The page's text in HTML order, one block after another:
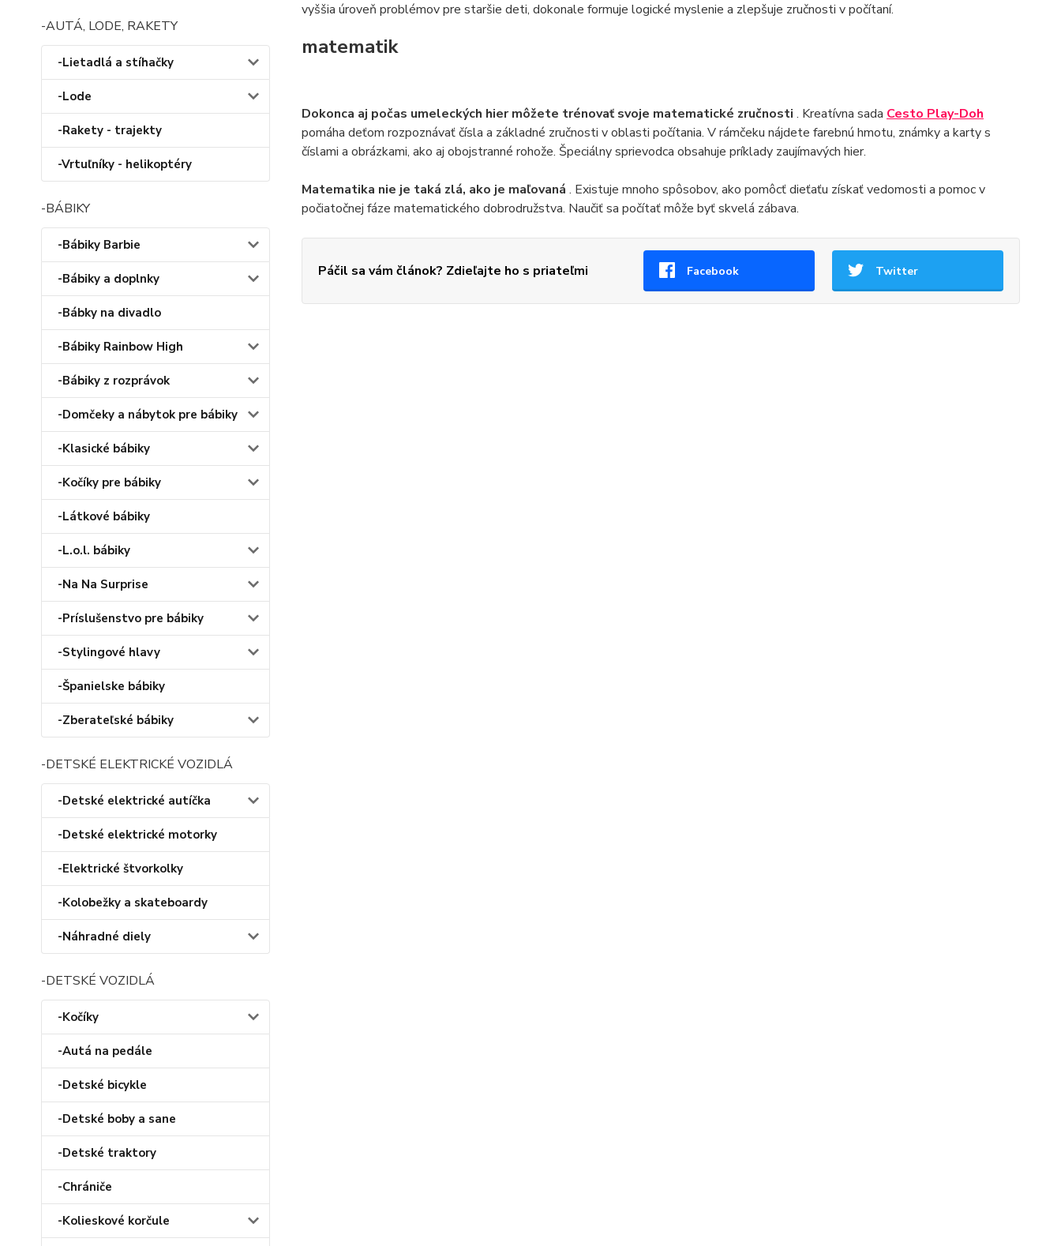
-AUTÁ, LODE, RAKETY
-Lietadlá a stíhačky
-Lode
-Rakety - trajekty
-Vrtuľníky - helikoptéry
-BÁBIKY
-Bábiky Barbie
-Bábiky a doplnky
-Bábky na divadlo
-Bábiky Rainbow High
-Bábiky z rozprávok
-Domčeky a nábytok pre bábiky
-Klasické bábiky
-Kočíky pre bábiky
-Látkové bábiky
-L.o.l. bábiky
-Na Na Surprise
-Príslušenstvo pre bábiky
-Stylingové hlavy
-Španielske bábiky
-Zberateľské bábiky
-DETSKÉ ELEKTRICKÉ VOZIDLÁ
-Detské elektrické autíčka
-Detské elektrické motorky
-Elektrické štvorkolky
-Kolobežky a skateboardy
-Náhradné diely
-DETSKÉ VOZIDLÁ
-Kočíky
-Autá na pedále
-Detské bicykle
-Detské boby a sane
-Detské traktory
-Chrániče
-Kolieskové korčule
vyššia úroveň problémov pre staršie deti, dokonale formuje logické myslenie a zlepšuje zručnosti v počítaní.
matematik
Dokonca aj počas umeleckých hier môžete trénovať svoje matematické zručnosti . Kreatívna sada Cesto Play-Doh
pomáha deťom rozpoznávať čísla a základné zručnosti v oblasti počítania. V rámčeku nájdete farebnú hmotu, známky a karty s
číslami a obrázkami, ako aj obojstranné rohože. Špeciálny sprievodca obsahuje príklady zaujímavých hier.
Matematika nie je taká zlá, ako je maľovaná . Existuje mnoho spôsobov, ako pomôcť dieťaťu získať vedomosti a pomoc v
počiatočnej fáze matematického dobrodružstva. Naučiť sa počítať môže byť skvelá zábava.
Páčil sa vám článok? Zdieľajte ho s priateľmi Facebook Twitter